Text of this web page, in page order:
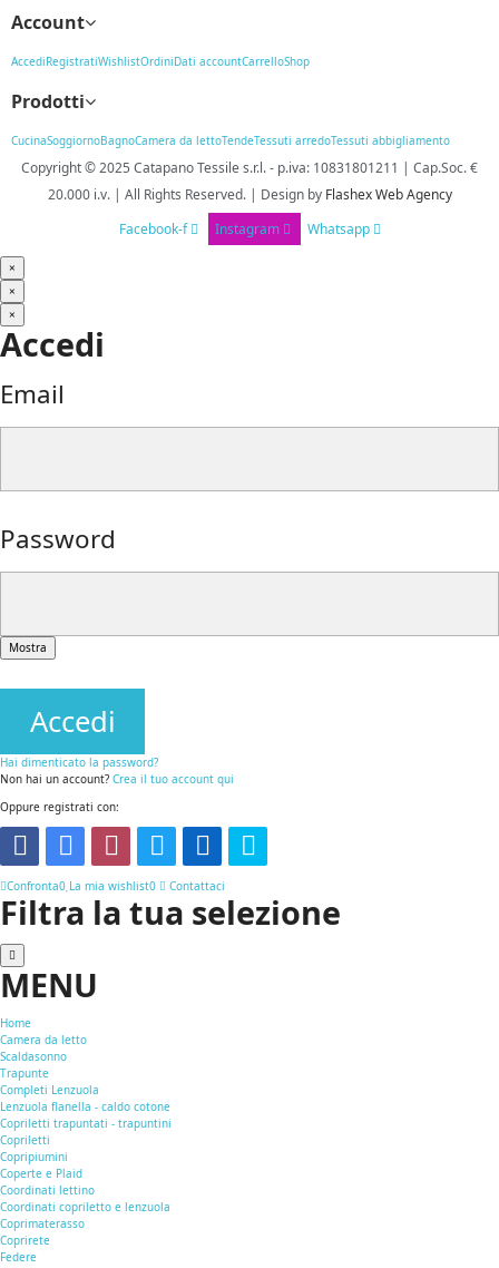
Account
AccediRegistratiWishlistOrdiniDati accountCarrelloShop
Prodotti
CucinaSoggiornoBagnoCamera da lettoTendeTessuti arredoTessuti abbigliamento
Copyright © 2025 Catapano Tessile s.r.l.- p.iva: 10831801211 | Cap.Soc. €
20.000 i.v. | All Rights Reserved. | Designby Flashex Web Agency
Facebook-f
Instagram Whatsapp
×
×
×
Accedi
Email
Password
Mostra
Accedi
Hai dimenticato la password?
Non hai un account? Crea il tuo account qui
Oppure registrati con:
Confronta0 La mia wishlist0 Contattaci
Filtra la tua selezione
MENU
Home
Camera da letto
Scaldasonno
Trapunte
Completi Lenzuola
Lenzuola flanella - caldo cotone
Copriletti trapuntati - trapuntini
Copriletti
Copripiumini
Coperte e Plaid
Coordinati lettino
Coordinati copriletto e lenzuola
Coprimaterasso
Coprirete
Federe